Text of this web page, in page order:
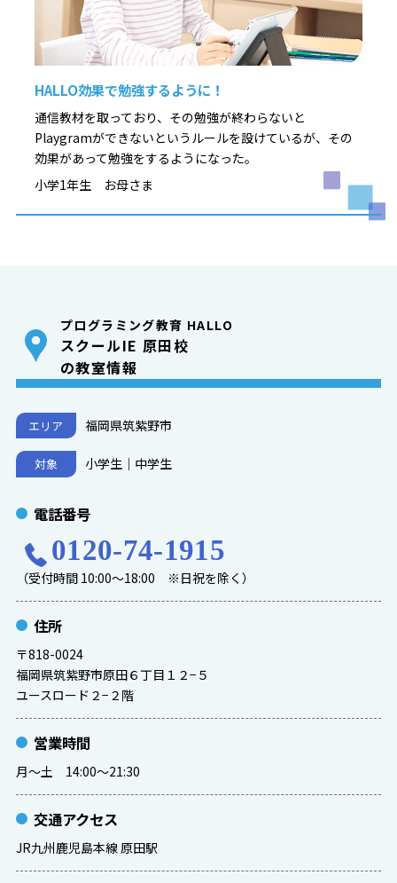
HALLO効果で勉強するように！
通信教材を取っており、その勉強が終わらないと
Playgramができないというルールを設けているが、その
効果があって勉強をするようになった。
小学1年生 お母さま
プログラミング教育 HALLO
スクールIE 原田校
の教室情報
エリア 福岡県筑紫野市
対象 小学生｜中学生
電話番号
0120-74-1915
（受付時間 10:00～18:00 ※日祝を除く）
住所
〒818-0024
福岡県筑紫野市原田６丁目１２−５
ユースロード２−２階
営業時間
月〜土 14:00〜21:30
交通アクセス
JR九州鹿児島本線 原田駅